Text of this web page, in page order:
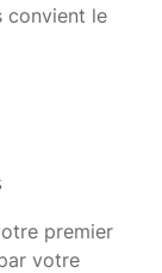
convient le
premier
votre